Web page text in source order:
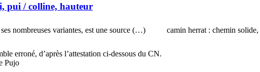
pui / colline, hauteur
nombreuses variantes, est une source (…) camin herrat : chemin
erroné, d’après l’attestation ci-dessous du CN.
Pujo